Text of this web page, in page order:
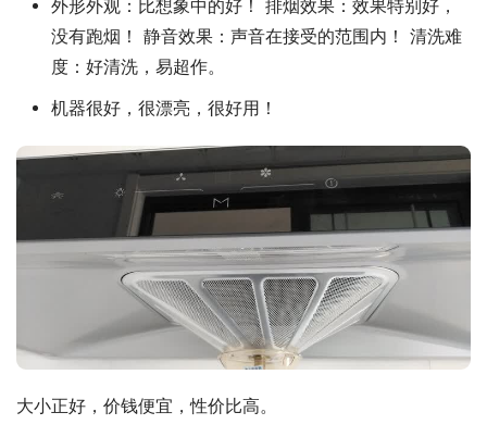
外形外观：比想象中的好！ 排烟效果：效果特别好，
没有跑烟！ 静音效果：声音在接受的范围内！ 清洗难
度：好清洗，易超作。
机器很好，很漂亮，很好用！
大小正好，价钱便宜，性价比高。